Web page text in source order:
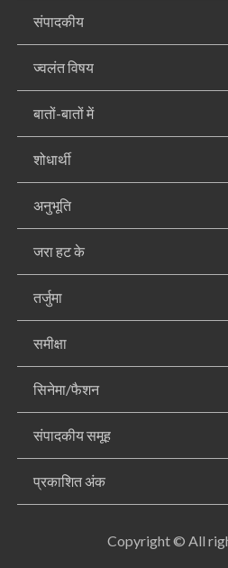
संपादकीय
ज्वलंत विषय
बातों-बातों में
शोधार्थी
अनुभूति
जरा हट के
तर्जुमा
समीक्षा
सिनेमा/फैशन
संपादकीय समूह
प्रकाशित अंक
Copyright © All